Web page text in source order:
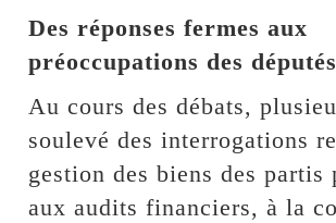
Des réponses fermes aux
préoccupations des députés
Au cours des débats,
soulevé des interrogations
gestion des biens des partis
aux audits financiers, à la